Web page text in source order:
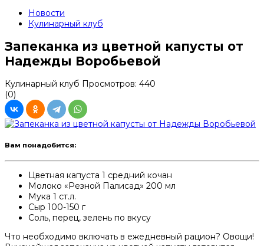
Новости
Кулинарный клуб
Запеканка из цветной капусты от
Надежды Воробьевой
Кулинарный клуб Просмотров: 440
(0)
Вам понадобится:
Цветная капуста 1 средний кочан
Молоко «Резной Палисад» 200 мл
Мука 1 ст.л.
Сыр 100-150 г
Соль, перец, зелень по вкусу
Что необходимо включать в ежедневный рацион? Овощи!